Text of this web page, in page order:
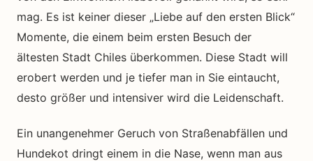
mag. Es ist keiner dieser „Liebe auf den ersten Blick“
Momente, die einem beim ersten Besuch der
ältesten Stadt Chiles überkommen. Diese Stadt will
erobert werden und je tiefer man in Sie eintaucht,
desto größer und intensiver wird die Leidenschaft.
Ein unangenehmer Geruch von Straßenabfällen und
Hundekot dringt einem in die Nase, wenn man aus